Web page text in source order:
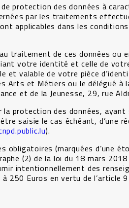
protection des données à
par les traitements
applicables dans les
traitement de ces données ou
votre identité et celle de
et valable de votre pièce
Arts et Métiers ou le délégué à
et de la Jeunesse, 29, rue
protection des données, ayant
saisie le cas échéant, d’une
).
obligatoires (marquées d’une
(2) de la loi du 18 mars
intentionnellement des
à 250 Euros en vertu de l’article